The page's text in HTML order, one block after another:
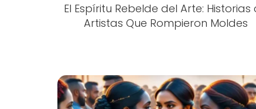
El Espíritu Rebelde del Arte: Historias
Artistas Que Rompieron Moldes